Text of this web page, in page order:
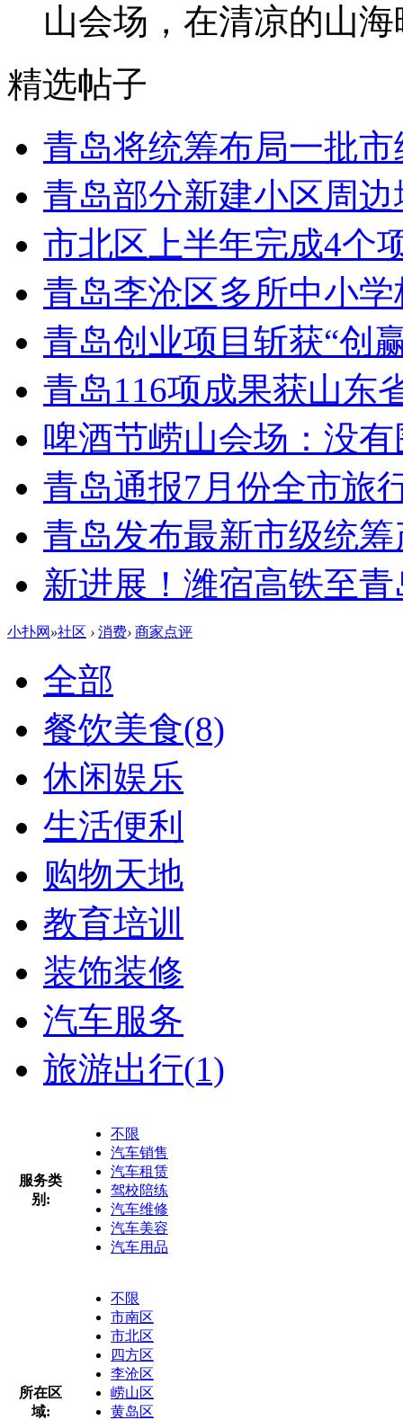
山会场，在清凉的山
精选帖子
青岛将统筹布局一批市
青岛部分新建小区周
市北区上半年完成4个
青岛李沧区多所中小
青岛创业项目斩获“创
青岛116项成果获山东
啤酒节崂山会场：没有
青岛通报7月份全市旅
青岛发布最新市级统
新进展！潍宿高铁至
小扑网 »社区 › 消费› 商家点评
全部
餐饮美食(8)
休闲娱乐
生活便利
购物天地
教育培训
装饰装修
汽车服务
旅游出行(1)
服务类
别:
不限
汽车销售
汽车租赁
驾校陪练
汽车维修
汽车美容
汽车用品
所在区
域:
不限
市南区
市北区
四方区
李沧区
崂山区
黄岛区